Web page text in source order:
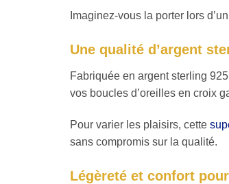
Imaginez-vous la porter lors
Une qualité d’argent
Fabriquée en argent sterling
vos boucles d’oreilles en croix
Pour varier les plaisirs, cette
sans compromis sur la qualité.
Légèreté et confort